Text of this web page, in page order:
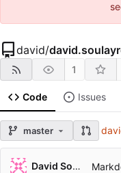
david/
1
Code Issues
master
David Soulayrol